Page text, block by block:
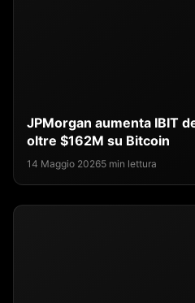
JPMorgan aumenta IBIT
oltre $162M su Bitcoin
14 Maggio 20265 min lettura